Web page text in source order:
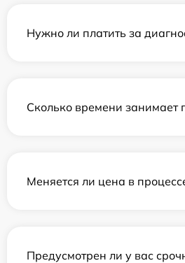
Нужно ли платить за
Сколько времени занимает
Меняется ли цена в
Предусмотрен ли у вас